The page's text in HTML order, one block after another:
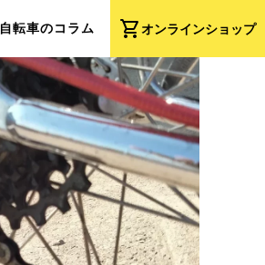
shopping_cartオンラインショップ
自転車のコラム